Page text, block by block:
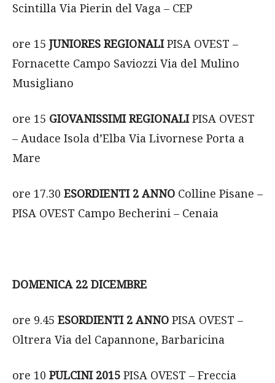
Scintilla Via Pierin del Vaga – CEP
ore 15 JUNIORES REGIONALIPISA OVEST –
Fornacette Campo Saviozzi Via del Mulino
Musigliano
ore 15 GIOVANISSIMI REGIONALIPISA OVEST
– Audace Isola d’Elba Via Livornese Porta a
Mare
ore 17.30 ESORDIENTI 2 ANNO Colline Pisane –
PISA OVEST Campo Becherini – Cenaia
DOMENICA 22 DICEMBRE
ore 9.45 ESORDIENTI 2 ANNO PISA OVEST –
Oltrera Via del Capannone, Barbaricina
ore 10 PULCINI 2015 PISA OVEST – Freccia